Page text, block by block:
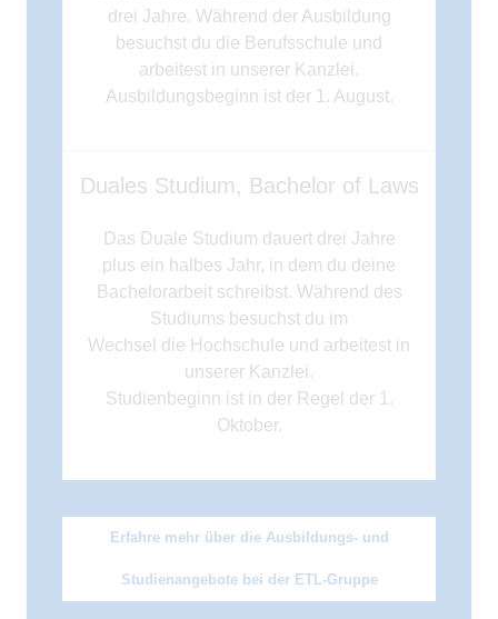
drei Jahre. Während der Ausbildung
besuchst du die Berufsschule und
arbeitest in unserer Kanzlei.
Ausbildungsbeginn ist der 1. August.
Duales Studium, Bachelor of Laws
Das Duale Studium dauert drei Jahre
plus ein halbes Jahr, in dem du deine
Bachelorarbeit schreibst. Während des
Studiums besuchst du im
Wechsel die Hochschule und arbeitest in
unserer Kanzlei.
Studienbeginn ist in der Regel der 1.
Oktober.
Erfahre mehr über die Ausbildungs- und
Studienangebote bei der ETL-Gruppe